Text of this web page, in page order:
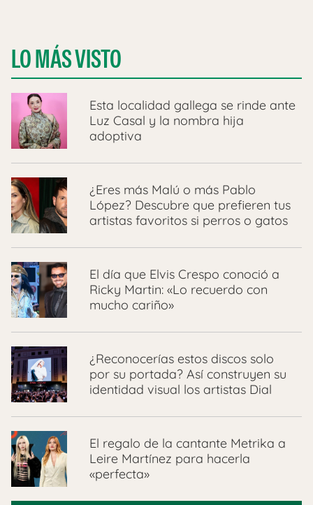
LO MÁS VISTO
Esta localidad gallega se rinde ante
Luz Casal y la nombra hija
adoptiva
¿Eres más Malú o más Pablo
López? Descubre que prefieren tus
artistas favoritos si perros o gatos
El día que Elvis Crespo conoció a
Ricky Martin: «Lo recuerdo con
mucho cariño»
¿Reconocerías estos discos solo
por su portada? Así construyen su
identidad visual los artistas Dial
El regalo de la cantante Metrika a
Leire Martínez para hacerla
«perfecta»